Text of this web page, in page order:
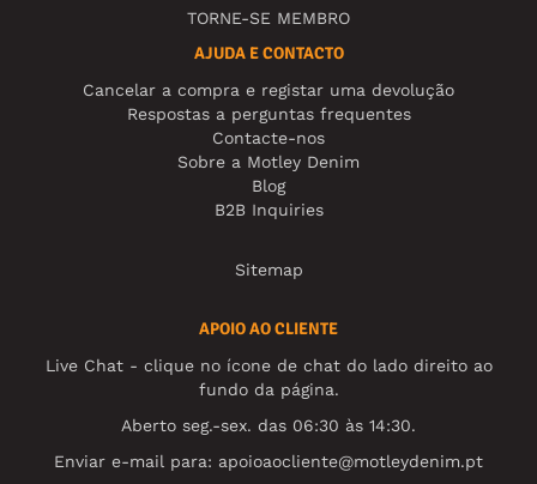
TORNE-SE MEMBRO
AJUDA E CONTACTO
Cancelar a compra e registar uma devolução
Respostas a perguntas frequentes
Contacte-nos
Sobre a Motley Denim
Blog
B2B Inquiries
Sitemap
APOIO AO CLIENTE
Live Chat - clique no ícone de chat do lado direito ao
fundo da página.
Aberto seg.-sex. das 06:30 às 14:30.
Enviar e-mail para: apoioaocliente@motleydenim.pt